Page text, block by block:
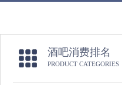
酒吧消费排名
PRODUCT CATEGORIES